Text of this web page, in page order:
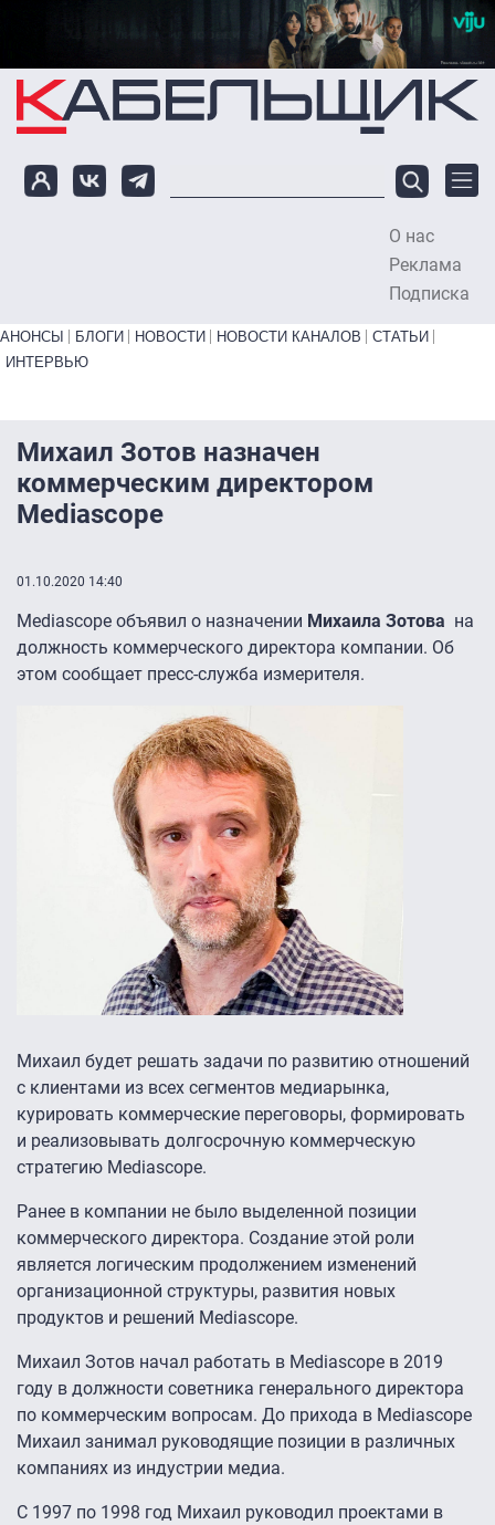
Перейти к основному содержанию
О нас
Реклама
Подписка
Primary links bottom
АНОНСЫ БЛОГИ НОВОСТИ НОВОСТИ КАНАЛОВ
СТАТЬИ
ИНТЕРВЬЮ
Михаил Зотов назначен
коммерческим директором
Mediascope
01.10.2020 14:40
Mediascope объявил о назначении Михаила Зотова на
должность коммерческого директора компании. Об
этом сообщает пресс-служба измерителя.
Михаил будет решать задачи по развитию отношений
с клиентами из всех сегментов медиарынка,
курировать коммерческие переговоры, формировать
и реализовывать долгосрочную коммерческую
стратегию Mediascope.
Ранее в компании не было выделенной позиции
коммерческого директора. Создание этой роли
является логическим продолжением изменений
организационной структуры, развития новых
продуктов и решений Mediascope.
Михаил Зотов начал работать в Mediascope в 2019
году в должности советника генерального директора
по коммерческим вопросам. До прихода в Mediascope
Михаил занимал руководящие позиции в различных
компаниях из индустрии медиа.
С 1997 по 1998 год Михаил руководил проектами в